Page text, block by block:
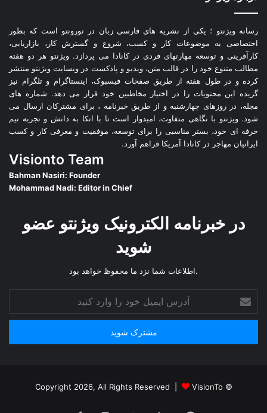
رسانه ویژنتو ؛ یکی از نشریه های فارسی زبان در تورونتو است که بطور
اختصاصی به موضوعات کار و کسب، شروع و گسترش کار، بازاریابی،
کارآفرینی و توسعه مهارتهای فردی در کانادا می پردازد. ویژنتو هر دو هفته
مطالب متنوع خود را در قالب متن، ویدیو و پادکست در وبسایت ویژنتو منتشر
کرده و در طول هفته از طریق صفحات فیسبوک، اینستاگرام و تلگرام نیز
گزیده این محتویات را در اختیار مخاطبین خود قرار می دهد. شماره های
مجله، در روزهای چهارشنبه و از طریق خبرنامه ، برای مشترکان ارسال می
شود. ویژنتو با نگاهی متفاوت، امیدوار است تا با اتکا به دانش و تجربه تیم
حرفه ای خود، بستر مناسبی را برای توسعه، موفقیت و معرفی کار و کسب
ایرانیان مهاجر در کانادا آمریکا فراهم آورد.
Visionto Team
Bahman Nasiri: Founder
Mohammad Nadi: Editor in Chief
در خبرنامه الکترونیک ویژنتو عضو
شوید
.اطلاعات شما نزد ما محفوظ خواهد بود
ایمیل
خود
وارد
© Copyright 2026, All Rights Reserved |
VisionTo